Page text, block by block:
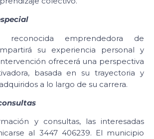
reconocida emprendedora de
su experiencia personal y
ofrecerá una perspectiva
basada en su trayectoria y
a lo largo de su carrera.
y consultas, las interesadas
al 3447 406239. El municipio